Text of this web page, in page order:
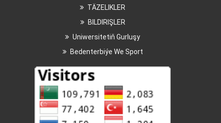
TÄZELIKLER
BILDIRIŞLER
Uniwersitetiň Gurluşy
Bedenterbiýe We Sport